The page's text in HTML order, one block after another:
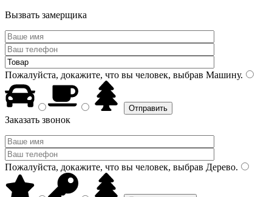
Вызвать замерщика
Пожалуйста, докажите, что вы человек, выбрав Машину.
Заказать звонок
Пожалуйста, докажите, что вы человек, выбрав Дерево.